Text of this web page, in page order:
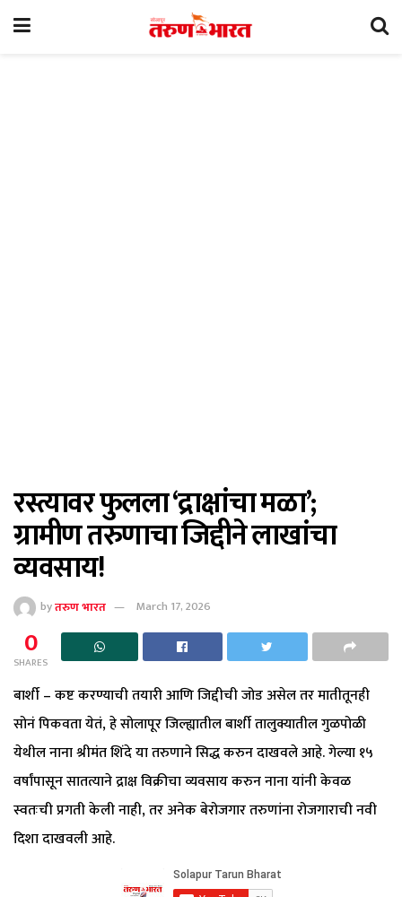
रस्त्यावर फुलला ‘द्राक्षांचा मळा’;
ग्रामीण तरुणाचा जिद्दीने लाखांचा
व्यवसाय!
byतरुण भारत March 17, 2026
0
SHARES
बार्शी – कष्ट करण्याची तयारी आणि जिद्दीची जोड असेल तर मातीतूनही
सोनं पिकवता येतं, हे सोलापूर जिल्ह्यातील बार्शी तालुक्यातील गुळपोळी
येथील नाना श्रीमंत शिंदे या तरुणाने सिद्ध करुन दाखवले आहे. गेल्या १५
वर्षांपासून सातत्याने द्राक्ष विक्रीचा व्यवसाय करुन नाना यांनी केवळ
स्वतःची प्रगती केली नाही, तर अनेक बेरोजगार तरुणांना रोजगाराची नवी
दिशा दाखवली आहे.